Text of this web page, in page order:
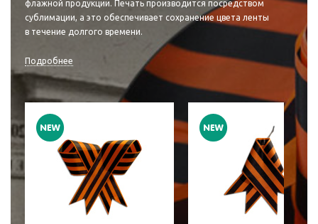
флажной продукции. Печать производится посредством
сублимации, а это обеспечивает сохранение цвета ленты
в течение долгого времени.
Подробнее